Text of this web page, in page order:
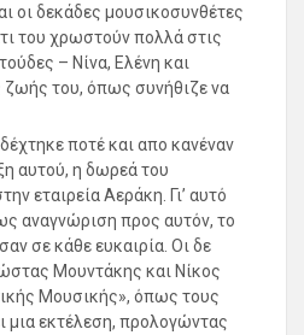
οι δεκάδες μουσικοσυνθέτες
του χρωστούν πολλά στις
– Νίνα, Ελένη και
του, όπως συνήθιζε να
ποτέ και απο κανέναν
αυτού, η δωρεά του
εταιρεία Αεράκη. Γι’ αυτό
αναγνώριση προς αυτόν, το
σε κάθε ευκαιρία. Οι δε
Μουντάκης και Νίκος
Μουσικής», όπως τους
μια εκτέλεση, προλογώντας